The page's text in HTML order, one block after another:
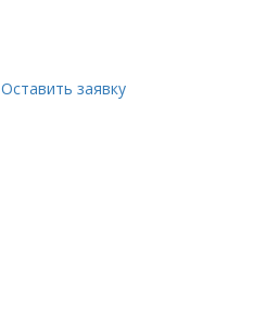
Оставить заявку